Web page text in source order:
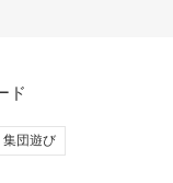
ド
集団遊び